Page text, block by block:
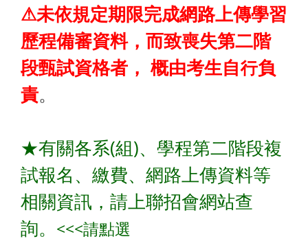
⚠未依規定期限完成網路上傳學習
歷程備審資料，而致喪失第二階
段甄試資格者， 概由考生自行負
責。
★有關各系(組)、學程第二階段複
試報名、繳費、網路上傳資料等
相關資訊，請上聯招會網站查
詢。 <<<請點選